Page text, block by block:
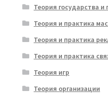
Теория государства
Теория и практика
Теория и практика
Теория и практика
Теория игр
Теория организации